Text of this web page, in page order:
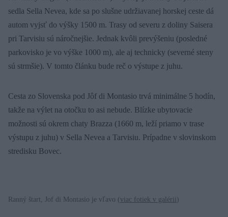
sedla Sella Nevea, kde sa po slušne udržiavanej horskej ceste dá
autom vyjsť do výšky 1500 m. Trasy od severu z doliny Saisera
pri Tarvisiu sú náročnejšie. Jednak kvôli prevýšeniu (posledné
parkovisko je vo výške 1000 m), ale aj technicky (severné steny
sú strmšie). V tomto článku bude reč o výstupe z juhu.
Cesta zo Slovenska pod Jôf di Montasio trvá minimálne 5 hodín,
takže na výlet na otočku to asi nebude. Blízke ubytovacie
možnosti sú okrem chaty Brazza (1660 m, leží priamo v trase
výstupu z juhu) v Sella Nevea a Tarvisiu. Prípadne v slovinskom
stredisku Bovec.
Ranný štart, Jof di Montasio je vľavo (viac fotiek v galérii )